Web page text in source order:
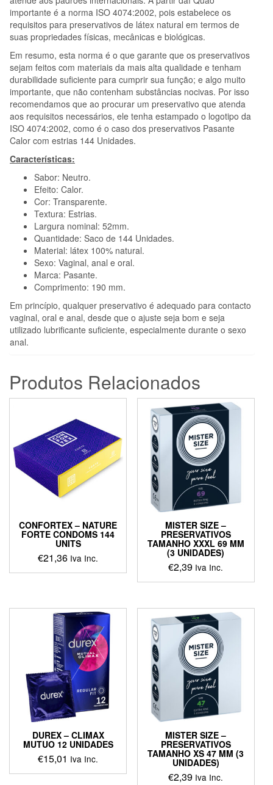
importante é a norma ISO 4074:2002, pois estabelece os
requisitos para preservativos de látex natural em termos de
suas propriedades físicas, mecânicas e biológicas.
Em resumo, esta norma é o que garante que os preservativos
sejam feitos com materiais da mais alta qualidade e tenham
durabilidade suficiente para cumprir sua função; e algo muito
importante, que não contenham substâncias nocivas. Por isso
recomendamos que ao procurar um preservativo que atenda
aos requisitos necessários, ele tenha estampado o logotipo da
ISO 4074:2002, como é o caso dos preservativos Pasante
Calor com estrias 144 Unidades.
Características:
Sabor: Neutro.
Efeito: Calor.
Cor: Transparente.
Textura: Estrias.
Largura nominal: 52mm.
Quantidade: Saco de 144 Unidades.
Material: látex 100% natural.
Sexo: Vaginal, anal e oral.
Marca: Pasante.
Comprimento: 190 mm.
Em princípio, qualquer preservativo é adequado para contacto
vaginal, oral e anal, desde que o ajuste seja bom e seja
utilizado lubrificante suficiente, especialmente durante o sexo
anal.
Produtos Relacionados
CONFORTEX – NATURE
FORTE CONDOMS 144
UNITS
€21,36 Iva Inc.
MISTER SIZE –
PRESERVATIVOS
TAMANHO XXXL 69 MM
(3 UNIDADES)
€2,39 Iva Inc.
DUREX – CLIMAX
MUTUO 12 UNIDADES
€15,01 Iva Inc.
MISTER SIZE –
PRESERVATIVOS
TAMANHO XS 47 MM (3
UNIDADES)
€2,39 Iva Inc.